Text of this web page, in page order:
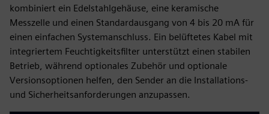
kombiniert ein Edelstahlgehäuse, eine keramische
Messzelle und einen Standardausgang von 4 bis 20 mA für
einen einfachen Systemanschluss. Ein belüftetes Kabel mit
integriertem Feuchtigkeitsfilter unterstützt einen stabilen
Betrieb, während optionales Zubehör und optionale
Versionsoptionen helfen, den Sender an die Installations-
und Sicherheitsanforderungen anzupassen.